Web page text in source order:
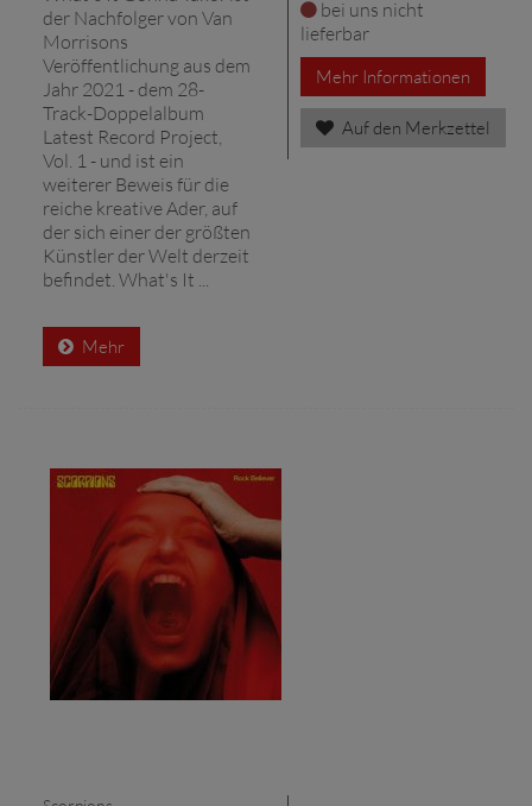
der Nachfolger von Van
Morrisons
Veröffentlichung aus dem
Jahr 2021 - dem 28-
Track-Doppelalbum
Latest Record Project,
Vol. 1 - und ist ein
weiterer Beweis für die
reiche kreative Ader, auf
der sich einer der größten
Künstler der Welt derzeit
befindet. What's It ...
Mehr
bei uns nicht
lieferbar
Mehr Informationen
Auf den Merkzettel